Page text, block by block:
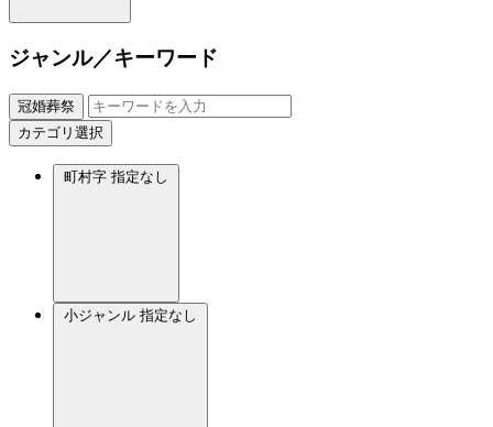
ジャンル／キーワード
冠婚葬祭
カテゴリ選択
町村字 指定なし
小ジャンル 指定なし